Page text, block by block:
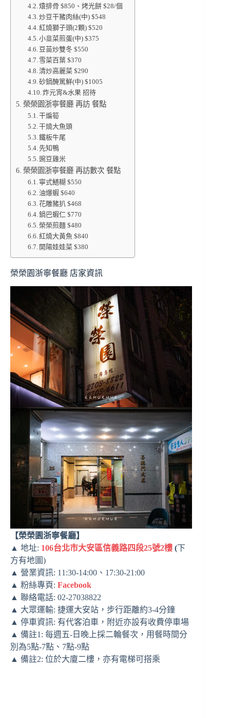
㸆排骨 $850、烤光餅 $28/個
炒豆干豬肉絲(中) $548
紅燒獅子頭(2顆) $520
小韭菜煎蛋(中) $375
豆苗炒雙冬 $550
雪菜百葉 $370
清炒高麗菜 $290
砂鍋醃篤鮮(中) $1005
炸元宵&水果 招待
榮榮園浙寧餐廳 再訪 餐點
干煸筍
干燒大魚頭
鐵板牛尾
先知鴨
豌豆雞米
榮榮園浙寧餐廳 再訪數次 餐點
寧式鱔糊 $550
油爆蝦 $640
花雕豬扒 $468
鍋巴蝦仁 $770
榮榮煎麵 $480
紅燒大黃魚 $840
開陽娃娃菜 $380
榮榮園浙寧餐廳 店家資訊
【榮榮園浙寧餐廳】
▲ 地址: 106台北市大安區信義路四段25號2樓 (下
方有地圖)
▲ 營業資訊: 11:30-14:00、17:30-21:00
▲ 粉絲專頁: Facebook
▲ 聯絡電話: 02-27038822
▲ 大眾運輸: 捷運大安站，步行距離約3-4分鐘
▲ 停車資訊: 有代客泊車，附近亦設有收費停車場
▲ 備註1: 每週五-日晚上採二輪餐次，用餐時間分
別為5點-7點、7點-9點
▲ 備註2: 位於大廈二樓，亦有電梯可搭乘